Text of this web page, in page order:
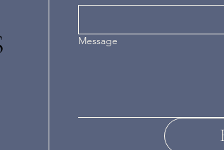
Message